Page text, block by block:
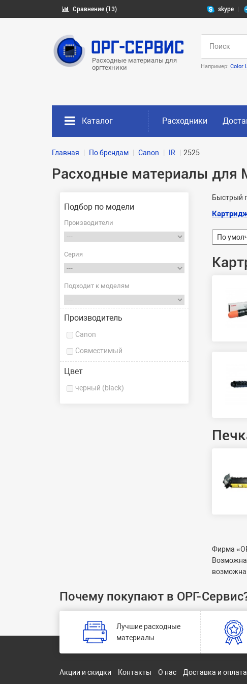
Сравнение (13) skype
Расходные материалы для
оргтехники
Например: Color
Каталог Расходники
Главная По брендам Canon IR 2525
Расходные материалы для
Подбор по модели
Производители
Серия
Подходит к моделям
Производитель
Canon
Совместимый
Цвет
черный (black)
Быстрый
Фирма
возможна
Почему покупают в ОРГ-
Лучшие расходные
материалы
Акции и скидки Контакты О нас Доставка и оплата